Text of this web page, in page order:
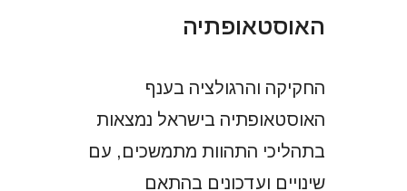
האוסטאופתיה
החקיקה והרגולציה בענף
האוסטאופתיה בישראל נמצאות
בתהליכי התהוות מתמשכים, עם
שינויים ועדכונים בהתאם